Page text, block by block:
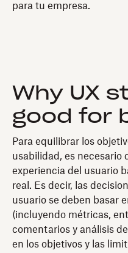
para tu empresa.
Why UX
good for
Para equilibrar los
usabilidad, es necesario
experiencia del usuario
real. Es decir, las
usuario se deben basar
(incluyendo métricas,
comentarios y análisis
en los objetivos y las